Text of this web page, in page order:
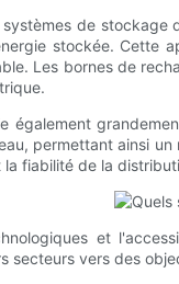
de
stockée. Cette
Les bornes de
également
permettant ainsi
fiabilité de la
et
secteurs vers des